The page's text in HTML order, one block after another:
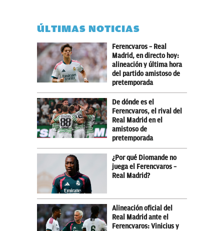
ÚLTIMAS NOTICIAS
Ferencvaros – Real
Madrid, en directo hoy:
alineación y última hora
del partido amistoso de
pretemporada
De dónde es el
Ferencvaros, el rival del
Real Madrid en el
amistoso de
pretemporada
¿Por qué Diomande no
juega el Ferencvaros –
Real Madrid?
Alineación oficial del
Real Madrid ante el
Ferencvaros: Vinicius y